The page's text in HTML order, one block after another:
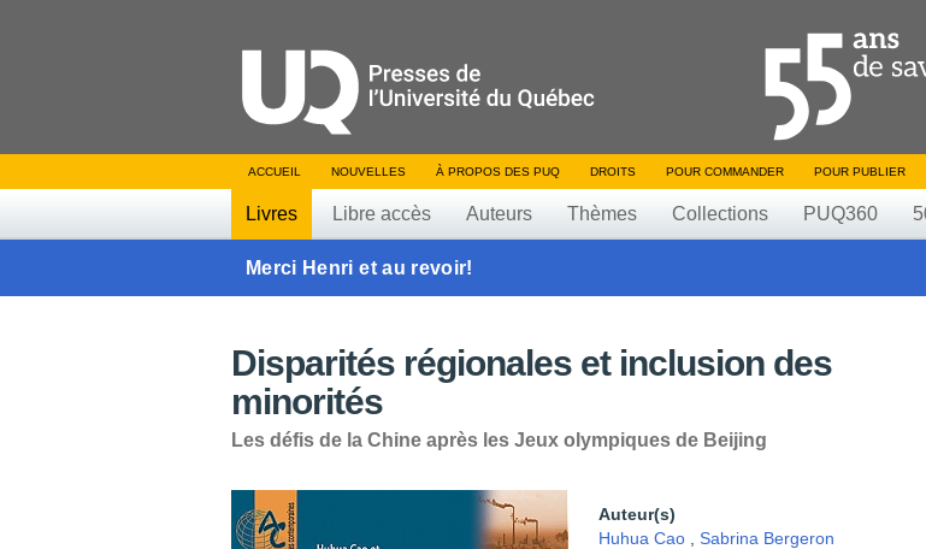
ACCUEIL NOUVELLES À PROPOS DES PUQ DROITS POUR COMMANDER POUR PUBLIER
Livres Libre accès Auteurs Thèmes Collections PUQ360
Merci Henri et au revoir!
Disparités régionales et inclusion des
minorités
Les défis de la Chine après les Jeux olympiques de Beijing
Auteur(s)
Huhua Cao
Sabrina Bergeron